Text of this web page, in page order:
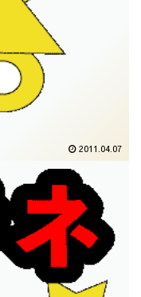
2011.04.07